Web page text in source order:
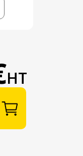
HT